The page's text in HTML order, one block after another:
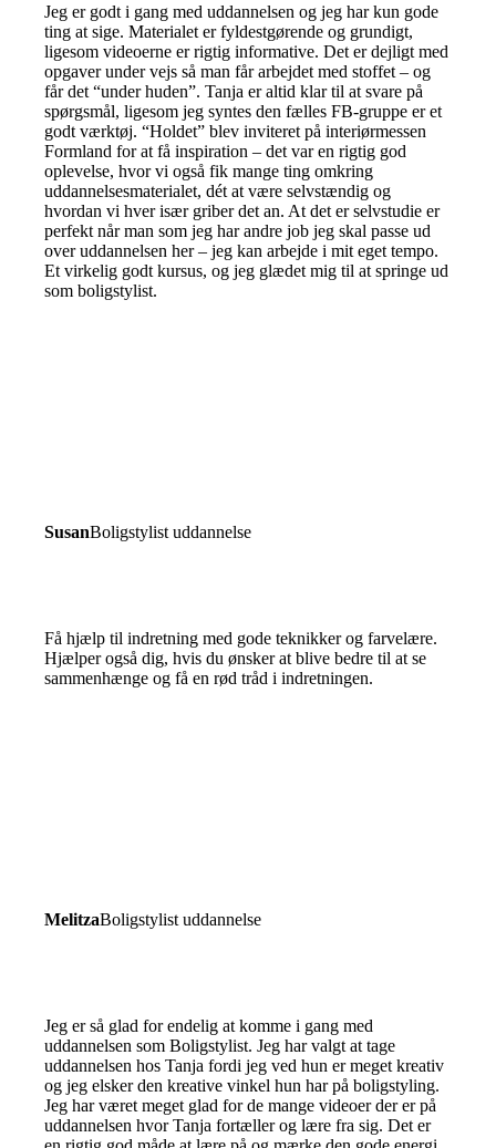
Jeg er godt i gang med uddannelsen og jeg har kun gode
ting at sige. Materialet er fyldestgørende og grundigt,
ligesom videoerne er rigtig informative. Det er dejligt med
opgaver under vejs så man får arbejdet med stoffet – og
får det “under huden”. Tanja er altid klar til at svare på
spørgsmål, ligesom jeg syntes den fælles FB-gruppe er et
godt værktøj. “Holdet” blev inviteret på interiørmessen
Formland for at få inspiration – det var en rigtig god
oplevelse, hvor vi også fik mange ting omkring
uddannelsesmaterialet, dét at være selvstændig og
hvordan vi hver især griber det an. At det er selvstudie er
perfekt når man som jeg har andre job jeg skal passe ud
over uddannelsen her – jeg kan arbejde i mit eget tempo.
Et virkelig godt kursus, og jeg glædet mig til at springe ud
som boligstylist.
SusanBoligstylist uddannelse
Få hjælp til indretning med gode teknikker og farvelære.
Hjælper også dig, hvis du ønsker at blive bedre til at se
sammenhænge og få en rød tråd i indretningen.
MelitzaBoligstylist uddannelse
Jeg er så glad for endelig at komme i gang med
uddannelsen som Boligstylist. Jeg har valgt at tage
uddannelsen hos Tanja fordi jeg ved hun er meget kreativ
og jeg elsker den kreative vinkel hun har på boligstyling.
Jeg har været meget glad for de mange videoer der er på
uddannelsen hvor Tanja fortæller og lære fra sig. Det er